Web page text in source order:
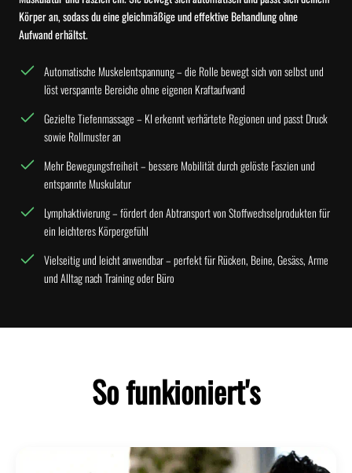
Körper an, sodass du eine gleichmäßige und effektive Behandlung ohne
Aufwand erhältst.
Automatische Muskelentspannung – die Rolle bewegt sich von selbst und
löst verspannte Bereiche ohne eigenen Kraftaufwand
Gezielte Tiefenmassage – KI erkennt verhärtete Regionen und passt Druck
sowie Rollmuster an
Mehr Bewegungsfreiheit – bessere Mobilität durch gelöste Faszien und
entspannte Muskulatur
Lymphaktivierung – fördert den Abtransport von Stoffwechselprodukten für
ein leichteres Körpergefühl
Vielseitig und leicht anwendbar – perfekt für Rücken, Beine, Gesäss, Arme
und Alltag nach Training oder Büro
So funkioniert's